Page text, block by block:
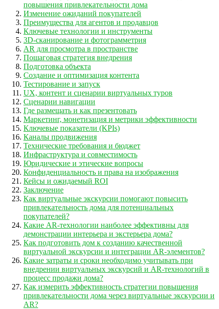
повышения привлекательности дома
Изменение ожиданий покупателей
Преимущества для агентов и продавцов
Ключевые технологии и инструменты
3D-сканирование и фотограмметрия
AR для просмотра в пространстве
Пошаговая стратегия внедрения
Подготовка объекта
Создание и оптимизация контента
Тестирование и запуск
UX, контент и сценарии виртуальных туров
Сценарии навигации
Где размещать и как презентовать
Маркетинг, монетизация и метрики эффективности
Ключевые показатели (KPIs)
Каналы продвижения
Технические требования и бюджет
Инфраструктура и совместимость
Юридические и этические вопросы
Конфиденциальность и права на изображения
Кейсы и ожидаемый ROI
Заключение
Как виртуальные экскурсии помогают повысить
привлекательность дома для потенциальных
покупателей?
Какие AR-технологии наиболее эффективны для
демонстрации интерьера и экстерьера дома?
Как подготовить дом к созданию качественной
виртуальной экскурсии и интеграции AR-элементов?
Какие затраты и сроки необходимо учитывать при
внедрении виртуальных экскурсий и AR-технологий в
процесс продажи дома?
Как измерить эффективность стратегии повышения
привлекательности дома через виртуальные экскурсии и
AR?